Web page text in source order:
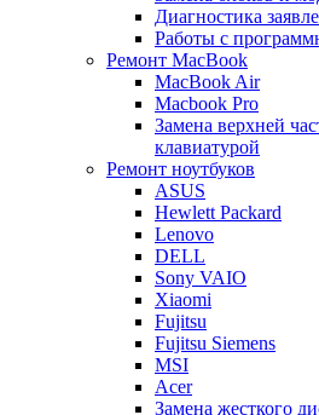
Диагностика
Работы с
Ремонт MacBook
MacBook Air
Macbook Pro
Замена верхней
клавиатурой
Ремонт ноутбуков
ASUS
Hewlett Packard
Lenovo
DELL
Sony VAIO
Xiaomi
Fujitsu
Fujitsu Siemens
MSI
Acer
Замена жесткого